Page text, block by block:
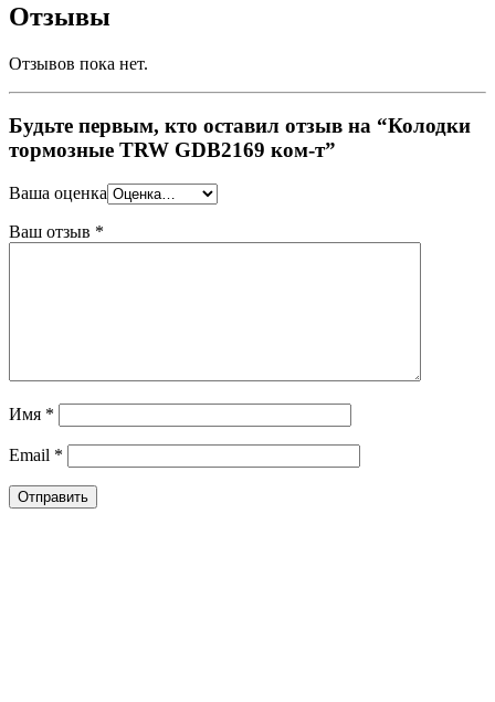
Отзывы
Отзывов пока нет.
Будьте первым, кто оставил отзыв на “Колодки
тормозные TRW GDB2169 ком-т”
Ваша оценка
Ваш отзыв *
Имя *
Email *